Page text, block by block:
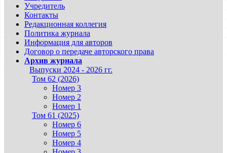
Учредитель
Контакты
Редакционная коллегия
Политика журнала
Информация для авторов
Договор о передаче авторского права
Архив журнала
Выпуски 2024 - 2026 гг.
Том 62 (2026)
Номер 3
Номер 2
Номер 1
Том 61 (2025)
Номер 6
Номер 5
Номер 4